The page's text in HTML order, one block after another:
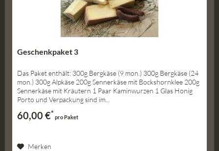
Geschenkpaket 3
Das Paket enthält: 300g Bergkäse (9 mon.) 300g Bergkäse (24
mon.) 300g Alpkäse 200g Sennerkäse mit Bockshornklee 200g
Sennerkäse mit Kräutern 1 Paar Kaminwurzen 1 Glas Honig
Porto und Verpackung sind im...
60,00 €*pro Paket
Merken